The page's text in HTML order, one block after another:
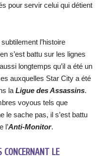
pour servir celui qui détient
l’histoire
s’est battu sur les lignes
longtemps qu’il a été un
auxquelles Star City a été
la Ligue des Assassins.
voyous tels que
le sache pas, il s’est battu
l’Anti-Monitor.
CONCERNANT LE